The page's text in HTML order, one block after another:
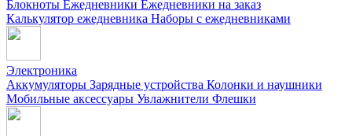
Блокноты Ежедневники Ежедневники на заказ
Калькулятор ежедневника Наборы с ежедневниками
Электроника
Аккумуляторы Зарядные устройства Колонки и наушники
Мобильные аксессуары Увлажнители Флешки